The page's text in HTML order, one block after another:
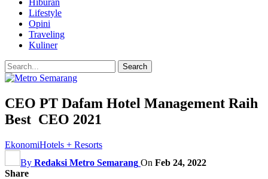
Hiburan
Lifestyle
Opini
Traveling
Kuliner
CEO PT Dafam Hotel Management Raih
Best CEO 2021
EkonomiHotels + Resorts
By Redaksi Metro Semarang On Feb 24, 2022
Share